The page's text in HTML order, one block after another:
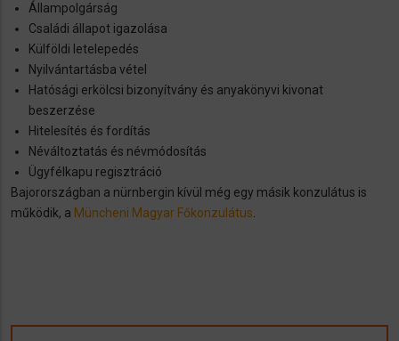
Állampolgárság
Családi állapot igazolása
Külföldi letelepedés
Nyilvántartásba vétel
Hatósági erkölcsi bizonyítvány és anyakönyvi kivonat
beszerzése
Hitelesítés és fordítás
Néváltoztatás és névmódosítás
Ügyfélkapu regisztráció
Bajorországban a nürnbergin kívül még egy másik konzulátus is
működik, a Müncheni Magyar Főkonzulátus